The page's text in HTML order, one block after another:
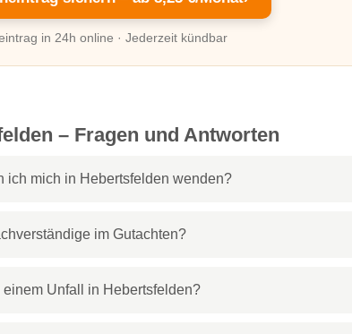
in 24h online · Jederzeit kündbar
– Fragen und Antworten
ich mich in Hebertsfelden wenden?
im Gutachten?
Unfall in Hebertsfelden?